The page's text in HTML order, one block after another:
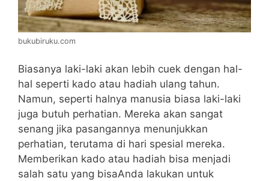
bukubiruku.com
Biasanya laki-laki akan lebih cuek dengan hal-
hal seperti kado atau hadiah ulang tahun.
Namun, seperti halnya manusia biasa laki-laki
juga butuh perhatian. Mereka akan sangat
senang jika pasangannya menunjukkan
perhatian, terutama di hari spesial mereka.
Memberikan kado atau hadiah bisa menjadi
salah satu yang bisaAnda lakukan untuk